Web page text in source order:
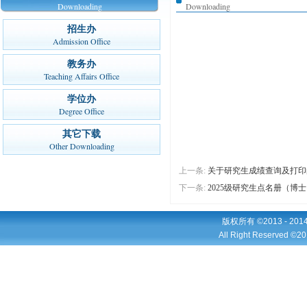
Downloading
招生办
Admission Office
教务办
Teaching Affairs Office
学位办
Degree Office
其它下载
Other Downloading
Downloading
上一条: 关于研究生成绩查询及打
下一条: 2025级研究生点名册（博
版权所有 ©2013 -
All Right Reserved